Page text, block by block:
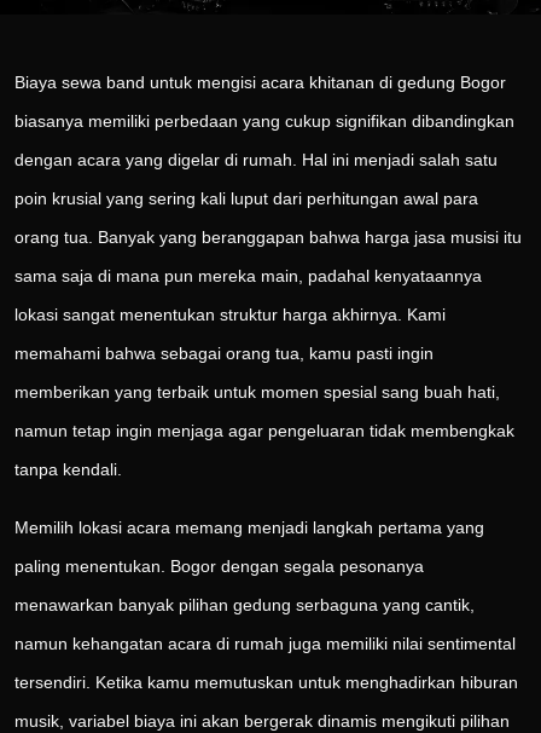
Biaya sewa band untuk mengisi acara khitanan di gedung Bogor
biasanya memiliki perbedaan yang cukup signifikan dibandingkan
dengan acara yang digelar di rumah. Hal ini menjadi salah satu
poin krusial yang sering kali luput dari perhitungan awal para
orang tua. Banyak yang beranggapan bahwa harga jasa musisi itu
sama saja di mana pun mereka main, padahal kenyataannya
lokasi sangat menentukan struktur harga akhirnya. Kami
memahami bahwa sebagai orang tua, kamu pasti ingin
memberikan yang terbaik untuk momen spesial sang buah hati,
namun tetap ingin menjaga agar pengeluaran tidak membengkak
tanpa kendali.
Memilih lokasi acara memang menjadi langkah pertama yang
paling menentukan. Bogor dengan segala pesonanya
menawarkan banyak pilihan gedung serbaguna yang cantik,
namun kehangatan acara di rumah juga memiliki nilai sentimental
tersendiri. Ketika kamu memutuskan untuk menghadirkan hiburan
musik, variabel biaya ini akan bergerak dinamis mengikuti pilihan